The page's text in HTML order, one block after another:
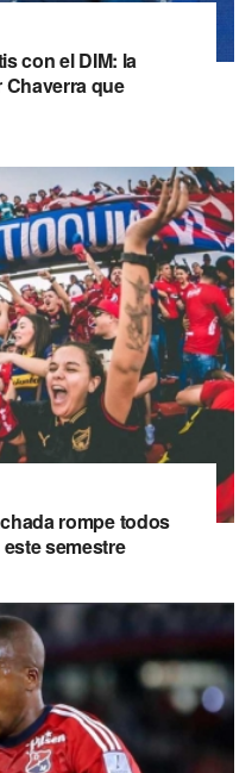
con el DIM: la
Chaverra que
rompe todos
semestre